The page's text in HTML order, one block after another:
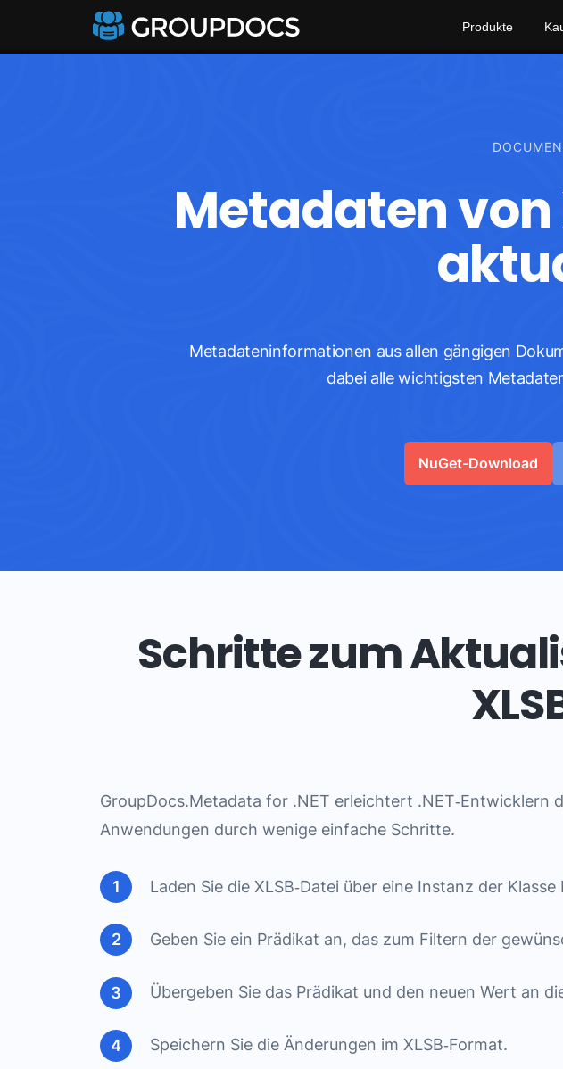
Produkte
Metadaten von
Metadateninformationen aus allen gängigen
dabei alle wichtigsten
NuGet-Download
Schritte zum
GroupDocs.Metadata for .NET erleichtert .NET‑Entwicklern
Anwendungen durch wenige einfache Schritte.
Laden Sie die XLSB‑Datei über eine Instanz der
Geben Sie ein Prädikat an, das zum Filtern der
Übergeben Sie das Prädikat und den neuen Wert an
Speichern Sie die Änderungen im XLSB‑Format.